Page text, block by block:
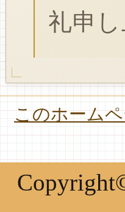
礼申し
このホーム